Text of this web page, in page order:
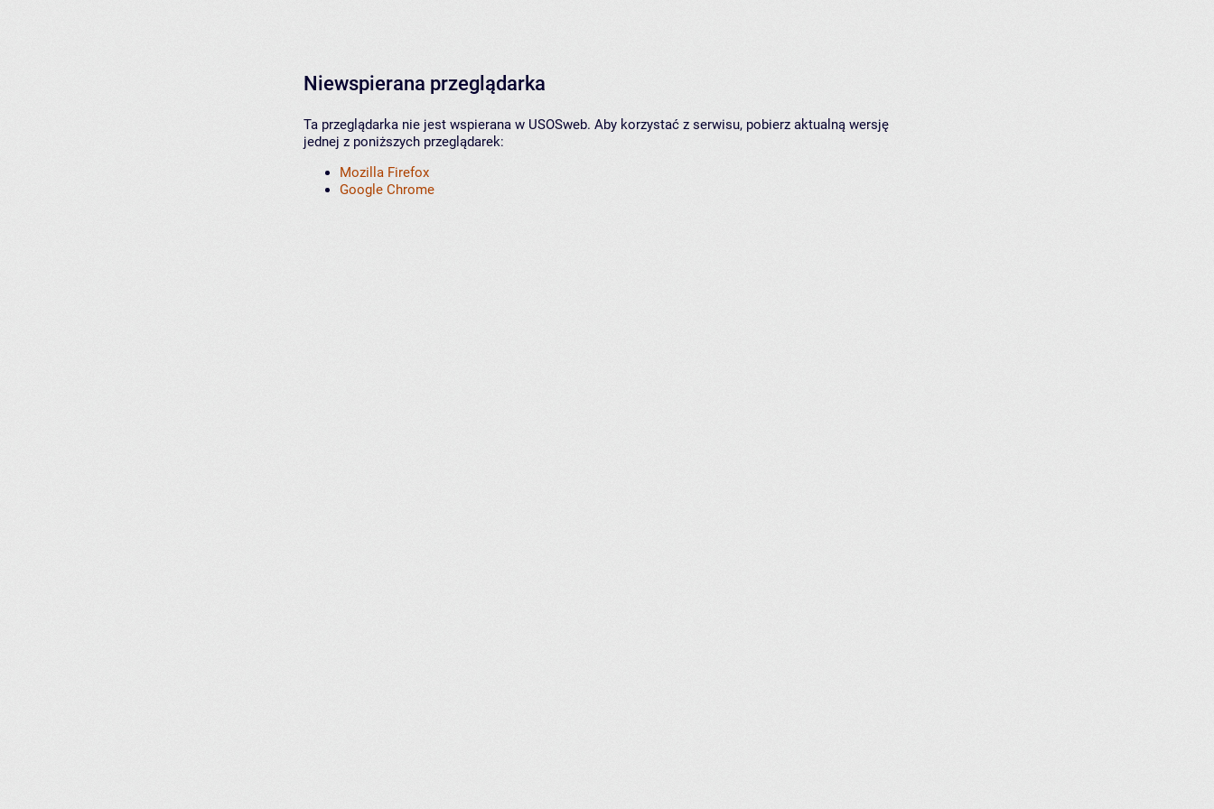
Niewspierana przeglądarka
Ta przeglądarka nie jest wspierana w USOSweb. Aby korzystać z serwisu, pobierz aktualną wersję
jednej z poniższych przeglądarek:
Mozilla Firefox
Google Chrome